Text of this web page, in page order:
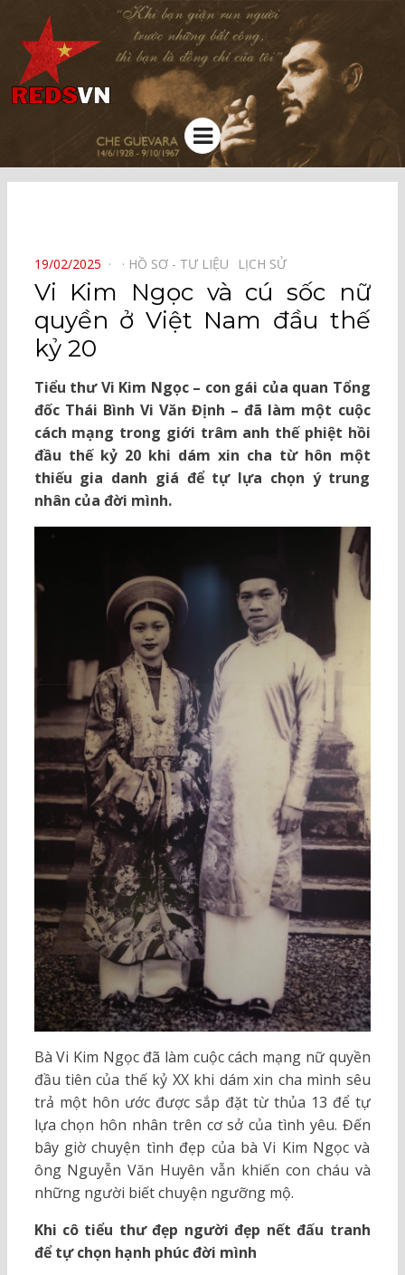
Kênh chia sẻ tri thức cộng đồng
Menu
POSTED
ON
19/02/2025 HỒ SƠ - TƯ LIỆU⠀ LỊCH SỬ⠀
Vi Kim Ngọc và cú sốc nữ
quyền ở Việt Nam đầu thế
kỷ 20
Tiểu thư Vi Kim Ngọc – con gái của quan Tổng
đốc Thái Bình Vi Văn Định – đã làm một cuộc
cách mạng trong giới trâm anh thế phiệt hồi
đầu thế kỷ 20 khi dám xin cha từ hôn một
thiếu gia danh giá để tự lựa chọn ý trung
nhân của đời mình.
Bà Vi Kim Ngọc đã làm cuộc cách mạng nữ quyền
đầu tiên của thế kỷ XX khi dám xin cha mình sêu
trả một hôn ước được sắp đặt từ thủa 13 để tự
lựa chọn hôn nhân trên cơ sở của tình yêu. Đến
bây giờ chuyện tình đẹp của bà Vi Kim Ngọc và
ông Nguyễn Văn Huyên vẫn khiến con cháu và
những người biết chuyện ngưỡng mộ.
Khi cô tiểu thư đẹp người đẹp nết đấu tranh
để tự chọn hạnh phúc đời mình